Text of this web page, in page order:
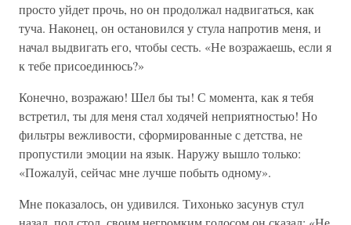
просто уйдет прочь, но он продолжал надвигаться, как
туча. Наконец, он остановился у стула напротив меня, и
начал выдвигать его, чтобы сесть. «Не возражаешь, если я
к тебе присоединюсь?»
Конечно, возражаю! Шел бы ты! С момента, как я тебя
встретил, ты для меня стал ходячей неприятностью! Но
фильтры вежливости, сформированные с детства, не
пропустили эмоции на язык. Наружу вышло только:
«Пожалуй, сейчас мне лучше побыть одному».
Мне показалось, он удивился. Тихонько засунув стул